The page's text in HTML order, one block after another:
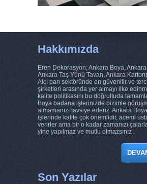
Hakkımızda
Eren Dekorasyon; Ankara Boya,
Ankara Taş Yünü Tavan, Ankara
Alçı pan sektöründe en güvenilir ve
şirketleri arasında yer almayı ilke
kalite politikasını bu doğrultuda
Boya badana işlerinizde bizimle
almamanızı tavsiye ederiz. Ankara
işlerinde kalite çok önemlidir, acemi
verirler ama bir o kadar zamanızı
yine yapılmaz ve mutlu olmazsınız .
Son Yazılar